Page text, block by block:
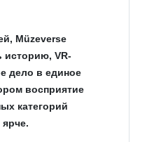
Müzeverse
историю, VR-
дело в единое
восприятие
категорий
ярче.